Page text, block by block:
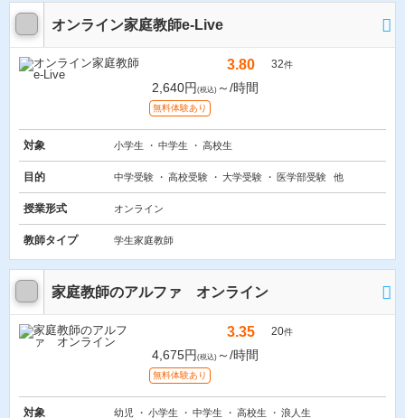
オンライン家庭教師e-Live
3.80 32件
2,640円 (税込) ～/時間
無料体験あり
対象 小学生 中学生 高校生
目的 中学受験 高校受験 大学受験 医学部受験 他
授業形式 オンライン
教師タイプ 学生家庭教師
家庭教師のアルファ オンライン
3.35 20件
4,675円 (税込) ～/時間
無料体験あり
対象 幼児 小学生 中学生 高校生 浪人生